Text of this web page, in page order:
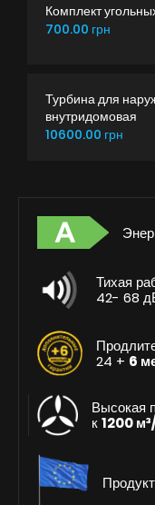
Комплект
700.00 грн
Турбина для
внутридомовая
10600.00 грн
Тихая
42- 68
24 + 6
Высокая
к1200